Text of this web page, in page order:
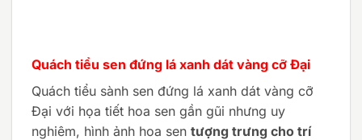
Quách tiểu sen đứng lá xanh dát vàng cỡ Đại
Quách tiểu sành sen đứng lá xanh dát vàng cỡ
Đại với họa tiết hoa sen gần gũi nhưng uy
nghiêm, hình ảnh hoa sen tượng trưng cho trí